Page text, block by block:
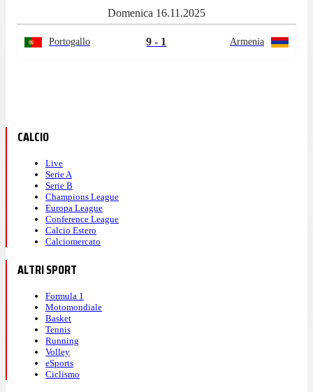
Domenica 16.11.2025
Portogallo 9 - 1 Armenia
CALCIO
Live
Serie A
Serie B
Champions League
Europa League
Conference League
Calcio Estero
Calciomercato
ALTRI SPORT
Formula 1
Motomondiale
Basket
Tennis
Running
Volley
eSports
Ciclismo